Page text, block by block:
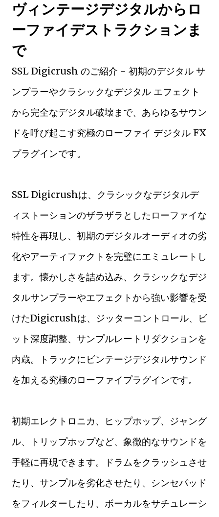
ヴィンテージデジタルからロ
ーファイデストラクションま
で
SSL Digicrush のご紹介 - 初期のデジタル サ
ンプラーやクラシックなデジタル エフェクト
から完全なデジタル破壊まで、あらゆるサウン
ドを呼び起こす究極のローファイ デジタル FX
プラグインです。
SSL Digicrushは、クラシックなデジタルデ
ィストーションのザラザラとしたローファイな
特性を再現し、初期のデジタルオーディオの劣
化やアーティファクトを完璧にエミュレートし
ます。懐かしさを詰め込み、クラシックなデジ
タルサンプラーやエフェクトから強い影響を受
けたDigicrushは、ジッターコントロール、ビ
ット深度調整、サンプルレートリダクションを
内蔵。トラックにビンテージデジタルサウンド
を加える究極のローファイプラグインです。
初期エレクトロニカ、ヒップホップ、ジャング
ル、トリップホップなど、象徴的なサウンドを
手軽に再現できます。ドラムをクラッシュさせ
たり、サンプルを劣化させたり、シンセパッド
をフィルターしたり、ボーカルをサチュレーシ